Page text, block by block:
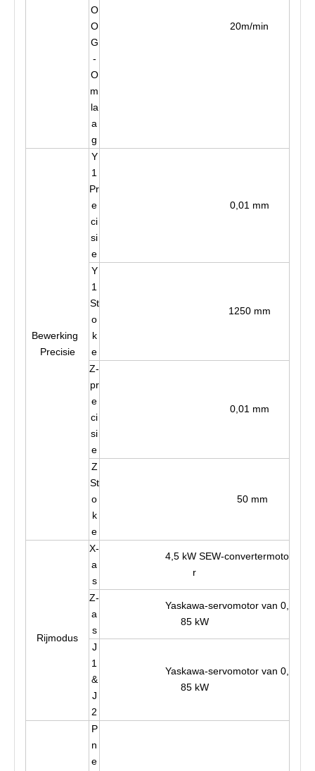
O
O
G
-
O
m
la
a
g
20m/min
Bewerking
Precisie
Y
1
Pr
e
ci
si
e
0,01 mm
Y
1
St
o
k
e
1250 mm
Z-
pr
e
ci
si
e
0,01 mm
Z
St
o
k
e
50 mm
Rijmodus
X-
a
s
4,5 kW SEW-convertermoto
r
Z-
a
s
Yaskawa-servomotor van 0,
85 kW
J
1
&
J
2
Yaskawa-servomotor van 0,
85 kW
P
n
e